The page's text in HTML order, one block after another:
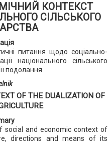
КОНТЕКСТ
СІЛЬСЬКОГО
питання щодо соціально-
національного сільського
подолання.
OF THE DUALIZATION OF
social and economic context of
directions and means of its